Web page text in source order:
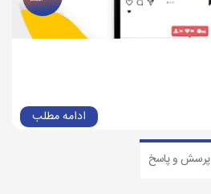
ادامه مطلب
پرسش و پاسخ